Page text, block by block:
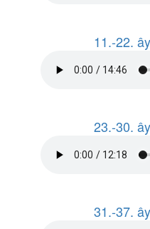
11.-22.
23.-30.
31.-37.